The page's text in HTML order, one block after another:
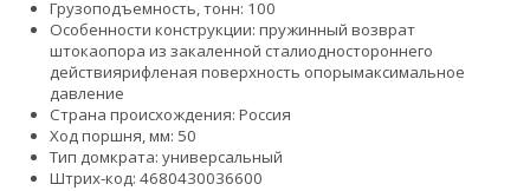
Грузоподъемность, тонн: 100
Особенности конструкции: пружинный возврат
штокаопора из закаленной сталиодностороннего
действиярифленая поверхность опорымаксимальное
давление
Страна происхождения: Россия
Ход поршня, мм: 50
Тип домкрата: универсальный
Штрих-код: 4680430036600